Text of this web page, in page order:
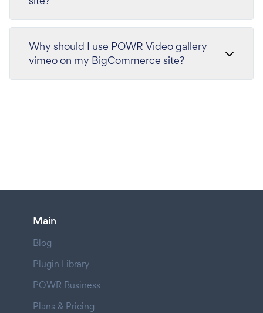
Why should I use POWR Video gallery
vimeo on my BigCommerce site?
Main
Blog
Plugin Library
POWR Business
Plans & Pricing